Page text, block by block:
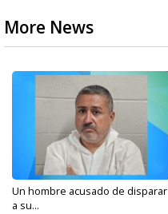
More News
Un hombre acusado de disparar
a su...